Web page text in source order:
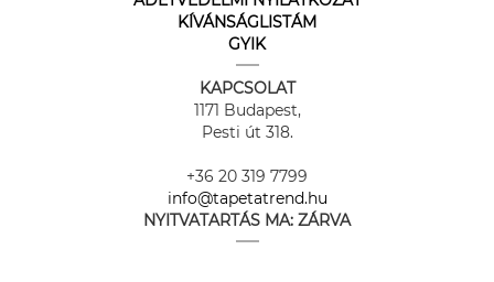
KÍVÁNSÁGLISTÁM
GYIK
KAPCSOLAT
1171 Budapest,
Pesti út 318.
+36 20 319 7799
info@tapetatrend.hu
NYITVATARTÁS MA: ZÁRVA